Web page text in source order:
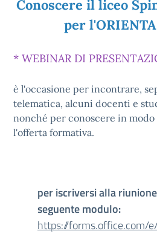
Conoscere il liceo
per
* WEBINAR DI
è l'occasione per incontrare,
telematica, alcuni docenti e
nonché per conoscere in
l'offerta formativa.
per iscriversi alla
seguente modulo:
https://forms.office.com/